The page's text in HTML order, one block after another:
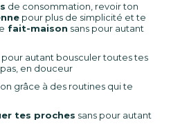
de consommation, revoir ton
pour plus de simplicité et te
fait-maison sans pour autant
pour autant bousculer toutes tes
en douceur
grâce à des routines qui te
tes proches sans pour autant